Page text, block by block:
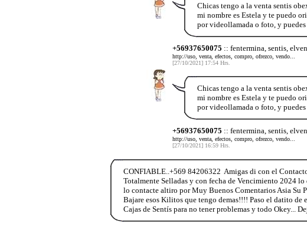
Chicas tengo a la venta sentis
mi nombre es Estela y te puedo
por videollamada o foto, y
+56937650075 :: fentermina, sentis,
http://uso, venta, efectos, compro, ofrezco, vendo...
[27/10/2021] 17:54 Hrs.
Chicas tengo a la venta sentis
mi nombre es Estela y te puedo
por videollamada o foto, y
+56937650075 :: fentermina, sentis,
http://uso, venta, efectos, compro, ofrezco, vendo...
[27/10/2021] 16:59 Hrs.
CONFIABLE..+569 84206322 Amigas di con el
Totalmente Selladas y con fecha de Vencimiento 2024
lo contacte altiro por Muy Buenos Comentarios Asia Su
Bajare esos Kilitos que tengo demas!!!! Paso el datito
Cajas de Sentís para no tener problemas y todo Okey...